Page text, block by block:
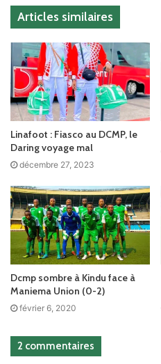
Articles similaires
Linafoot : Fiasco au DCMP, le
Daring voyage mal
décembre 27, 2023
Dcmp sombre à Kindu face à
Maniema Union (0-2)
février 6, 2020
2 commentaires